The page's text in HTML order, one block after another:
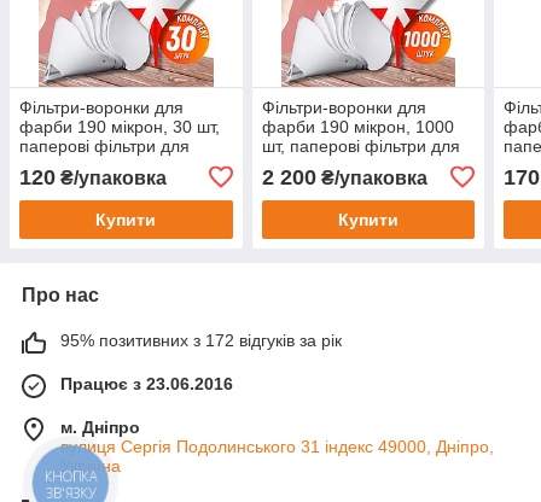
Фільтри-воронки для
фарби 190 мікрон, 30 шт,
паперові фільтри для
лаків, емалей, ґрунтовок
120 ₴/упаковка
Купити
Фільтри-воронки для
фарби 190 мікрон, 1000
шт, паперові фільтри для
лаків, емалей, ґрунтовок
2 200₴/упаковка
Купити
170
Про нас
95% позитивних з 172 відгуків за рік
Працює з 23.06.2016
м. Дніпро
вулиця Сергія Подолинського 31 індекс 49000, Дніпро,
Україна
КНОПКА
ЗВ'ЯЗКУ